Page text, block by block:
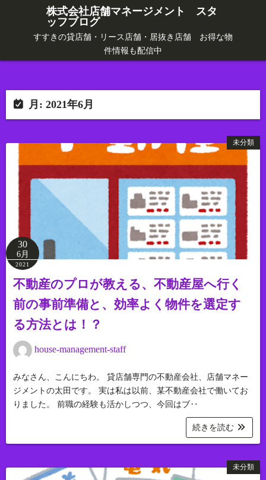
プ
株式会社店舗マネージメント スタ
ッフブログ
すすきの貸店舗・リース店舗・居抜き店舗 お得な物
件情報も配信中
月: 2021年6月
未分類
30
6月
2021
不動産のプロが教える、不動産屋へ行く
前の事前準備と、効率よく物件を選定す
る方法とは！？
house-management-staff
みなさん、こんにちわ。 貸店舗専門の不動産会社、店舗マネー
ジメントの太田です。 実は私は以前、某不動産会社で働いてお
りました。 前職の経験も活かしつつ、今回はブ‥
続きを読む
未分類